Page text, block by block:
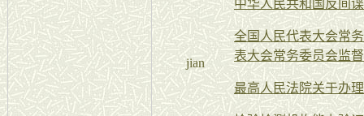
jian
中华人民共和国反间
全国人民代表大会常
表大会常务委员会监
最高人民法院关于办